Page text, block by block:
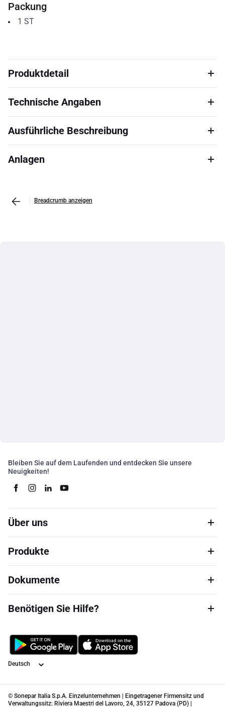
Packung
1 ST
Produktdetail
Technische Angaben
Ausführliche Beschreibung
Anlagen
Breadcrumb anzeigen
Bleiben Sie auf dem Laufenden und entdecken Sie unsere
Neuigkeiten!
Über uns
Produkte
Dokumente
Benötigen Sie Hilfe?
Sprache
© Sonepar Italia S.p.A. Einzelunternehmen | Eingetragener Firmensitz und
Verwaltungssitz: Riviera Maestri del Lavoro, 24, 35127 Padova (PD) |